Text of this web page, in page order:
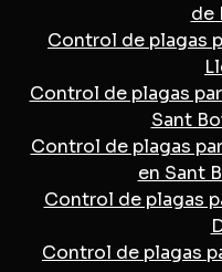
de
Control de plagas
Control de plagas
Sant
Control de plagas
en Sant
Control de plagas
Control de plagas